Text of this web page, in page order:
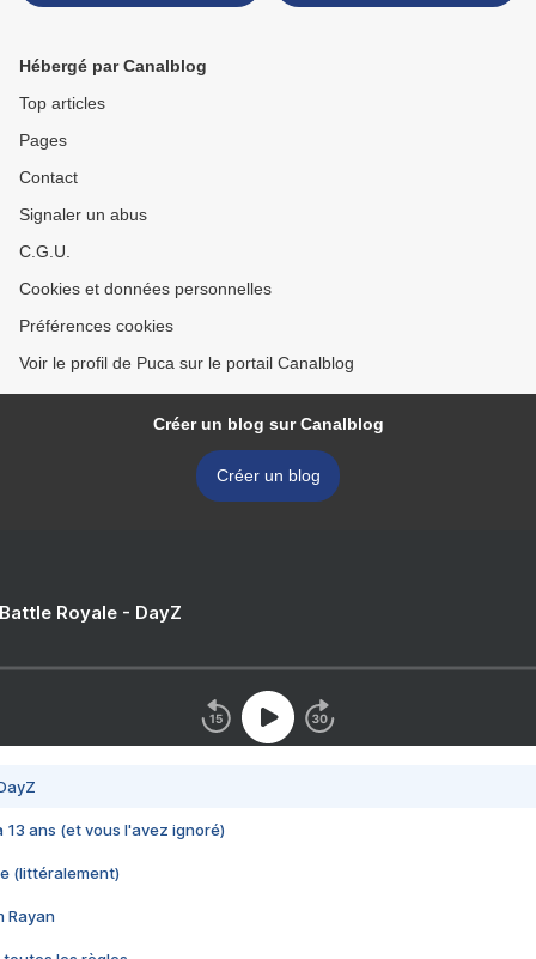
Hébergé par Canalblog
Top articles
Pages
Contact
Signaler un abus
C.G.U.
Cookies et données personnelles
Préférences cookies
Voir le profil de Puca sur le portail Canalblog
Créer un blog sur Canalblog
Créer un blog
Royale - DayZ
13 ans (et vous l'avez ignoré)
(littéralement)
Rayan